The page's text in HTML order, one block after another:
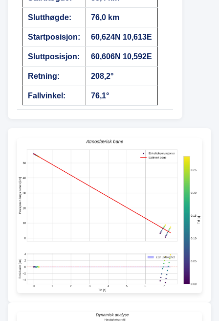
Slutthøgde: 76,0 km
Startposisjon: 60,624N 10,613E
Sluttposisjon: 60,606N 10,592E
Retning: 208,2°
Fallvinkel: 76,1°